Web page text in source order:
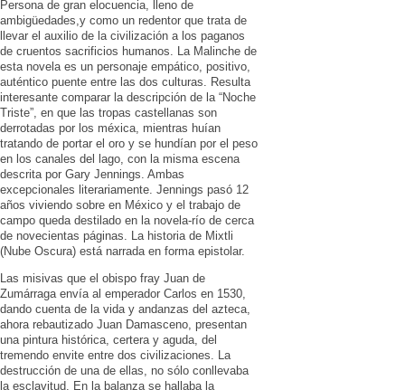
Persona de gran elocuencia, lleno de
ambigüedades,y como un redentor que trata de
llevar el auxilio de la civilización a los paganos
de cruentos sacrificios humanos. La Malinche de
esta novela es un personaje empático, positivo,
auténtico puente entre las dos culturas. Resulta
interesante comparar la descripción de la “Noche
Triste”, en que las tropas castellanas son
derrotadas por los méxica, mientras huían
tratando de portar el oro y se hundían por el peso
en los canales del lago, con la misma escena
descrita por Gary Jennings. Ambas
excepcionales literariamente. Jennings pasó 12
años viviendo sobre en México y el trabajo de
campo queda destilado en la novela-río de cerca
de novecientas páginas. La historia de Mixtli
(Nube Oscura) está narrada en forma epistolar.
Las misivas que el obispo fray Juan de
Zumárraga envía al emperador Carlos en 1530,
dando cuenta de la vida y andanzas del azteca,
ahora rebautizado Juan Damasceno, presentan
una pintura histórica, certera y aguda, del
tremendo envite entre dos civilizaciones. La
destrucción de una de ellas, no sólo conllevaba
la esclavitud. En la balanza se hallaba la